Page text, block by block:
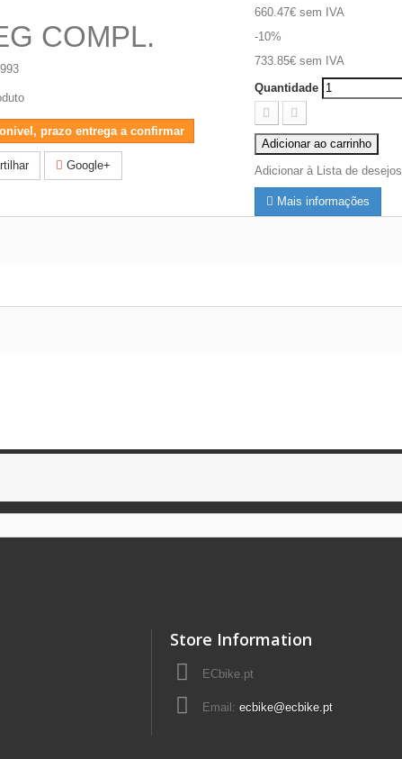
COMPL.
prazo entrega a confirmar
Google+
660.47€sem IVA
-10%
733.85€sem IVA
Quantidade
Adicionar ao carrinho
Adicionar à Lista de desejos
Mais informações
Store Information
ECbike.pt
Email: ecbike@ecbike.pt